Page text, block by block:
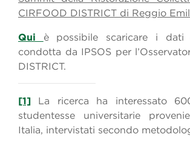
CIRFOOD DISTRICT di Reggio
Qui è possibile scaricare i dati
condotta da IPSOS per
DISTRICT.
[1] La ricerca ha interessato
studentesse universitarie
Italia, intervistati secondo